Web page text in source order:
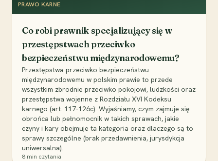
PRAWO KARNE
Co robi prawnik specjalizujący się w
przestępstwach przeciwko
bezpieczeństwu międzynarodowemu?
Przestępstwa przeciwko bezpieczeństwu
międzynarodowemu w polskim prawie to przede
wszystkim zbrodnie przeciwko pokojowi, ludzkości oraz
przestępstwa wojenne z Rozdziału XVI Kodeksu
karnego (art. 117-126c). Wyjaśniamy, czym zajmuje się
obrońca lub pełnomocnik w takich sprawach, jakie
czyny i kary obejmuje ta kategoria oraz dlaczego są to
sprawy szczególne (brak przedawnienia, jurysdykcja
uniwersalna).
8 min czytania